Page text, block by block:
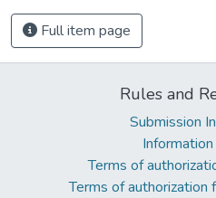
Full item page
Rules and
Submission
Terms of
Terms of authorization